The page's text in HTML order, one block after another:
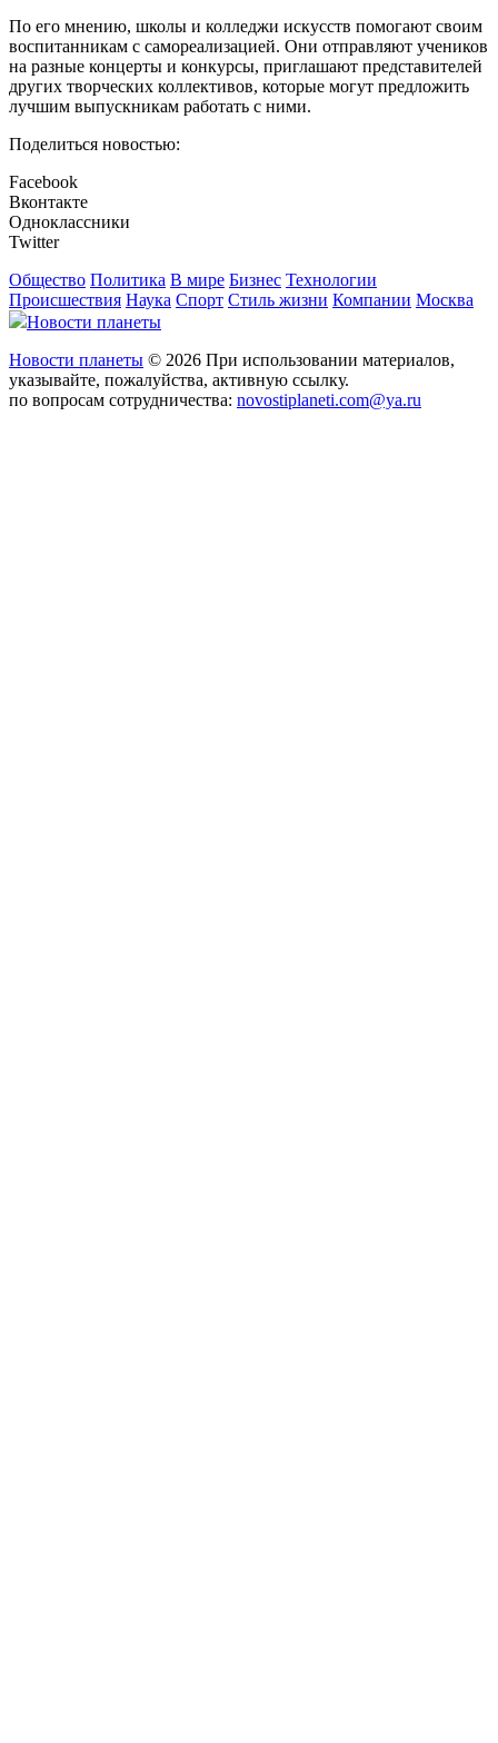
По его мнению, школы и колледжи искусств помогают своим
воспитанникам с самореализацией. Они отправляют учеников
на разные концерты и конкурсы, приглашают представителей
других творческих коллективов, которые могут предложить
лучшим выпускникам работать с ними.
Поделиться новостью:
Facebook
Вконтакте
Одноклассники
Twitter
Общество Политика В мире Бизнес Технологии
Происшествия Наука Спорт Стиль жизни Компании Москва
Новости планеты
Новости планеты © 2026 При использовании материалов,
указывайте, пожалуйства, активную ссылку.
по вопросам сотрудничества: novostiplaneti.com@ya.ru